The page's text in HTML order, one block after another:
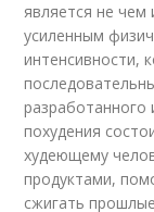
является не
усиленным
интенсивности,
похудения
худеющему
продуктами,
сжигать